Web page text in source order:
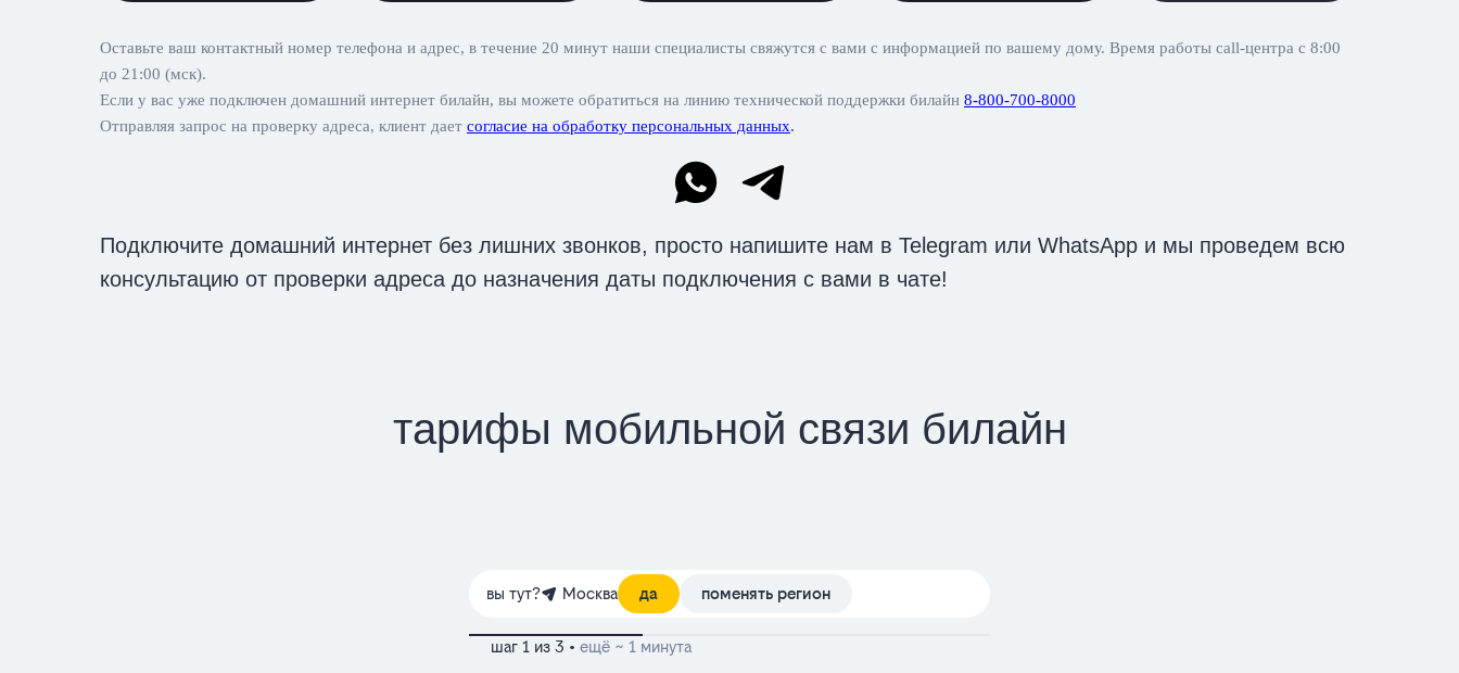
Оставьте ваш контактный номер телефона и адрес, в течение 20 минут наши специалисты свяжутся с вами с информацией по вашему дому. Время работы call-центра с 8:00
до 21:00 (мск).
Если у вас уже подключен домашний интернет билайн, вы можете обратиться на линию технической поддержки билайн 8-800-700-8000
Отправляя запрос на проверку адреса, клиент дает согласие на обработку персональных данных.
Подключите домашний интернет без лишних звонков, просто напишите нам в Telegram или WhatsApp и мы проведем всю
консультацию от проверки адреса до назначения даты подключения с вами в чате!
тарифы мобильной связи билайн